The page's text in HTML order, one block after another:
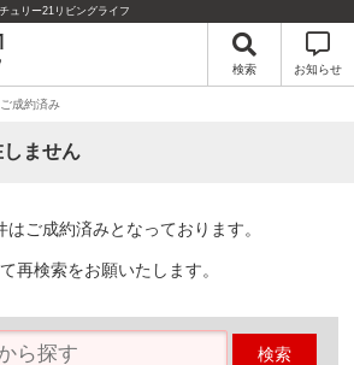
ュリー21リビングライフ
検索 お知らせ
ご成約済み
ません
はご成約済みとなっております。
再検索をお願いたします。
検索